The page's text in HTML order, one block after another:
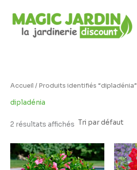
contenu
i
b
l
t
é
Accueil / Produits identifiés “dipladénia”
dipladénia
2 résultats affichés